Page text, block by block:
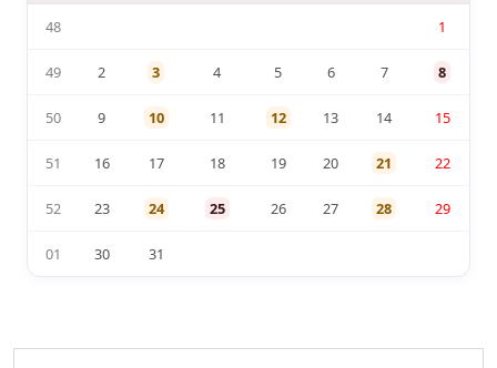
48 1
49 2 3 4 5 6 7 8
50 9 10 11 12 13 14 15
51 16 17 18 19 20 21 22
52 23 24 25 26 27 28 29
01 30 31